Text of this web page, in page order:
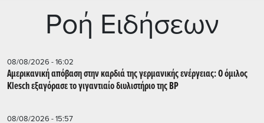
Ρoή Ειδήσεων
08/08/2026 - 16:02
Αμερικανική απόβαση στην καρδιά της γερμανικής ενέργειας: Ο όμιλος
Klesch εξαγόρασε το γιγαντιαίο διυλιστήριο της BP
08/08/2026 - 15:57